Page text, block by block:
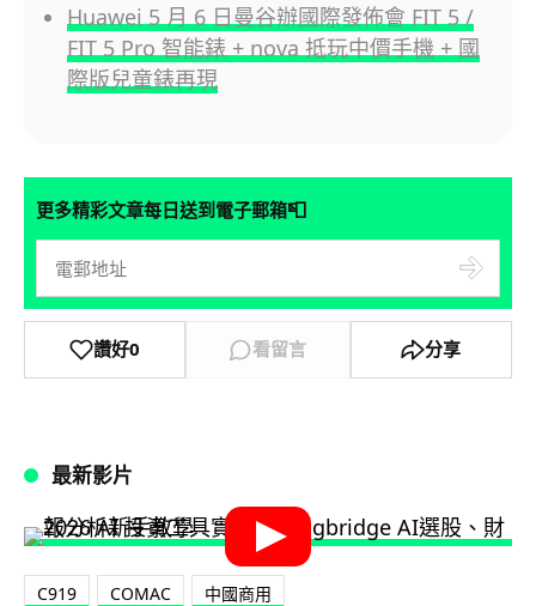
Huawei 5 月 6 日曼谷辦國際發佈會 FIT 5 /
FIT 5 Pro 智能錶 + nova 抵玩中價手機 + 國
際版兒童錶再現
更多精彩文章每日送到電子郵箱📮
讚好0 看留言 分享
最新影片
C919 COMAC 中國商用